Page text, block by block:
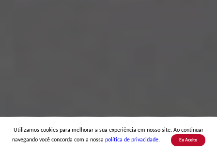
Utilizamos cookies para melhorar a sua experiência em nosso site. Ao continuar
navegando você concorda com a nossa política de privacidade. Eu Aceito